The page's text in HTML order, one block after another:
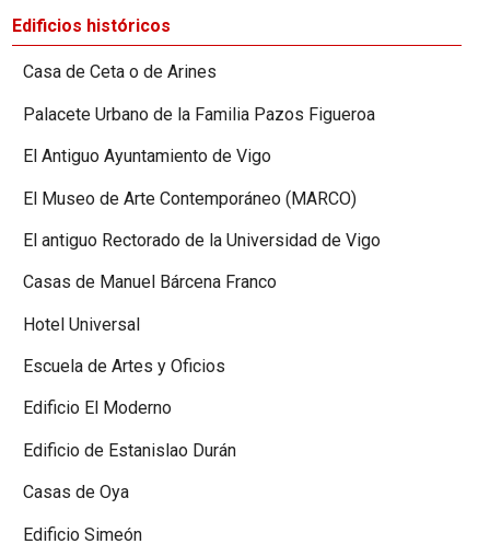
Edificios históricos
Casa de Ceta o de Arines
Palacete Urbano de la Familia Pazos Figueroa
El Antiguo Ayuntamiento de Vigo
El Museo de Arte Contemporáneo (MARCO)
El antiguo Rectorado de la Universidad de Vigo
Casas de Manuel Bárcena Franco
Hotel Universal
Escuela de Artes y Oficios
Edificio El Moderno
Edificio de Estanislao Durán
Casas de Oya
Edificio Simeón